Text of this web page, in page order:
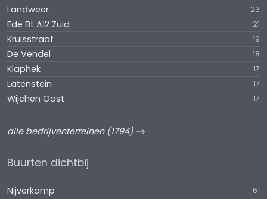
Landweer 23
Ede Bt A12 Zuid 21
Kruisstraat 19
De Vendel 18
Klaphek 17
Latenstein 17
Wijchen Oost 17
alle bedrijventerreinen (1794)
Buurten dichtbij
Nijverkamp 61